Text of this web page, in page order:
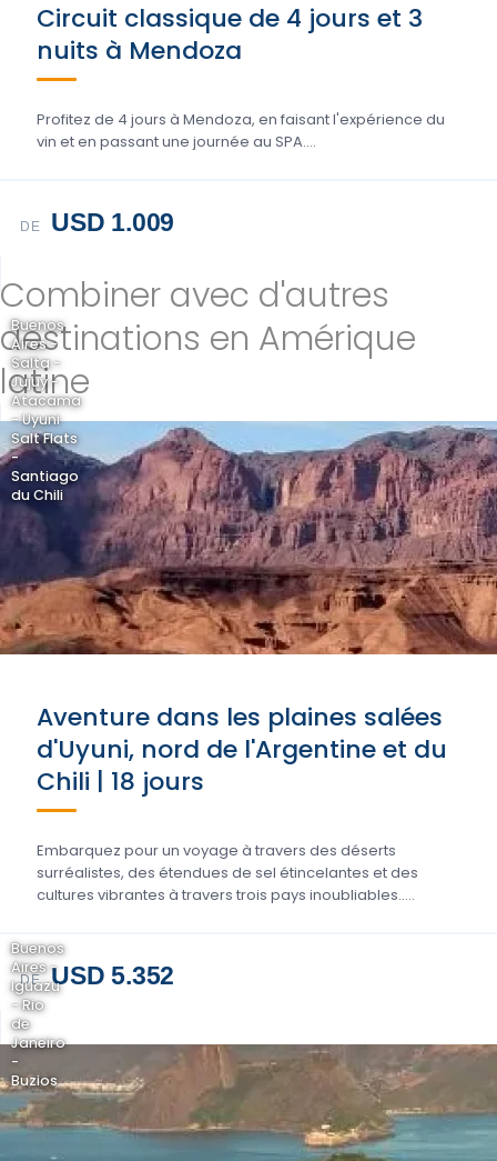
Circuit classique de 4 jours et 3
nuits à Mendoza
Profitez de 4 jours à Mendoza, en faisant l'expérience du
vin et en passant une journée au SPA....
DE USD 1.009
Combiner avec d'autres
destinations en Amérique
latine
Buenos
Aires -
Salta -
Jujuy -
Atacama
- Uyuni
Salt Flats
-
Santiago
du Chili
Aventure dans les plaines salées
d'Uyuni, nord de l'Argentine et du
Chili | 18 jours
Embarquez pour un voyage à travers des déserts
surréalistes, des étendues de sel étincelantes et des
cultures vibrantes à travers trois pays inoubliables.....
DE USD 5.352
Buenos
Aires -
Iguazu
- Rio
de
Janeiro
-
Buzios